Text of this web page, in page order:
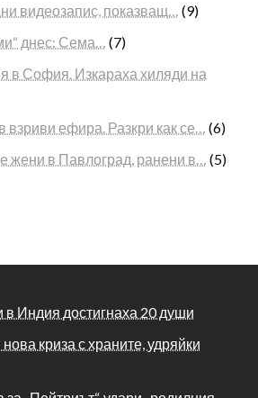
видеозапис, показващ… (9)
днес: Сема… (7)
в София. Изкараха хиляди на
ефира. Разкри как се… (6)
жени в Павлоград, ранени в… (5)
Индия достигнаха 20 души
криза с храните, удряйки